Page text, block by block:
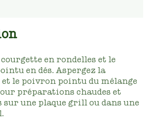
courgette en rondelles et le
en dés. Aspergez la
le poivron pointu du mélange
préparations chaudes et
une plaque grill ou dans une